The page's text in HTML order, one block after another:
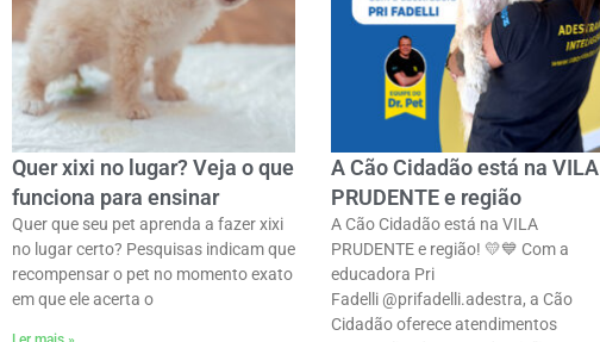
Quer xixi no lugar? Veja o que
funciona para ensinar
Quer que seu pet aprenda a fazer xixi
no lugar certo? Pesquisas indicam que
recompensar o pet no momento exato
em que ele acerta o
A Cão Cidadão está na VILA
PRUDENTE e região
A Cão Cidadão está na VILA
PRUDENTE e região! 💛💙 Com a
educadora Pri
Fadelli @prifadelli.adestra, a Cão
Cidadão oferece atendimentos